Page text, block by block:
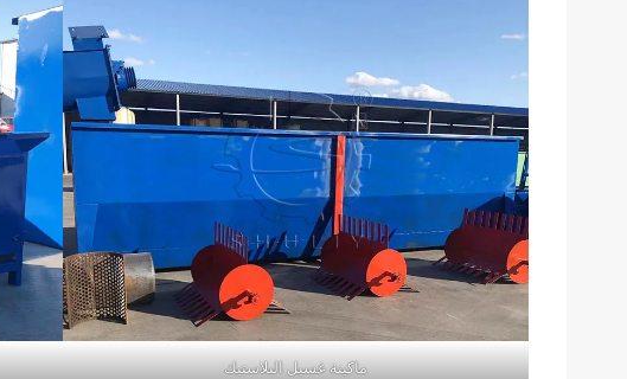
ماكينة غسيل البلاستيك